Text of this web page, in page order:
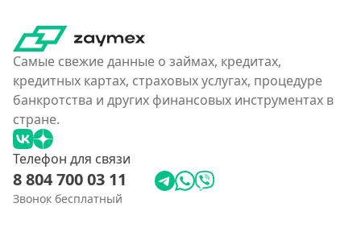
Самые свежие данные о займах, кредитах,
кредитных картах, страховых услугах, процедуре
банкротства и других финансовых инструментах в
стране.
Телефон для связи
8 804 700 03 11
Звонок бесплатный